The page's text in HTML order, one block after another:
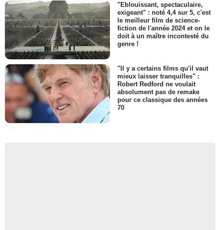
"Eblouissant, spectaculaire,
exigeant" : noté 4,4 sur 5, c'est
le meilleur film de science-
fiction de l'année 2024 et on le
doit à un maître incontesté du
genre !
"Il y a certains films qu'il vaut
mieux laisser tranquilles" :
Robert Redford ne voulait
absolument pas de remake
pour ce classique des années
70